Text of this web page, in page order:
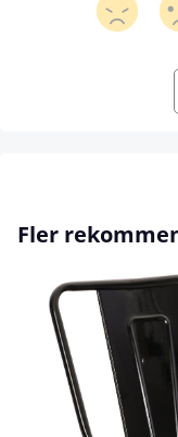
Hoppa över
Fler